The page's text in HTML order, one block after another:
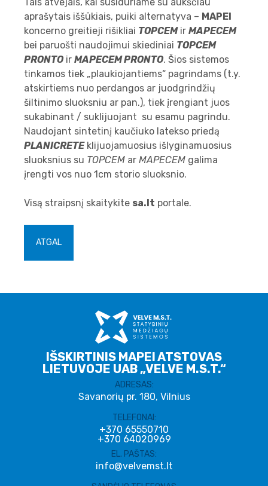
aprašytais iššūkiais, puiki alternatyva – MAPEI
koncerno greitieji rišikliai TOPCEMir MAPECEM
bei paruošti naudojimui skiediniai TOPCEM
PRONTOir MAPECEM PRONTO. Šios sistemos
tinkamos tiek „plaukiojantiems“ pagrindams (t.y.
atskirtiems nuo perdangos ar juodgrindžių
šiltinimo sluoksniu ar pan.), tiek įrengiant juos
sukabinant / suklijuojant su esamu pagrindu.
Naudojant sintetinį kaučiuko latekso priedą
PLANICRETE klijuojamuosius išlyginamuosius
sluoksnius su TOPCEM ar MAPECEM galima
įrengti vos nuo 1cm storio sluoksnio.
Visą straipsnį skaitykite sa.lt portale.
ATGAL
IŠSKIRTINIS MAPEI ATSTOVAS
LIETUVOJE UAB „VELVE M.S.T.“
ADRESAS:
Savanorių pr. 180, Vilnius
TELEFONAI:
+370 65550710
+370 64020969
EL. PAŠTAS:
info@velvemst.lt